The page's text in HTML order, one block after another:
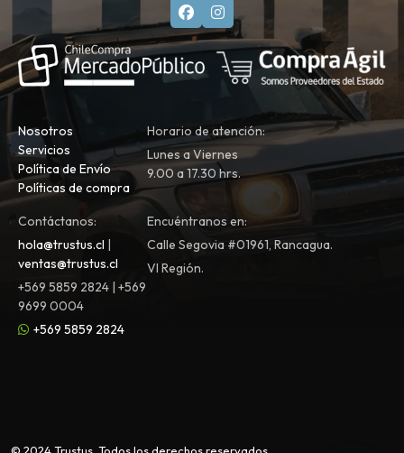
Nosotros
Servicios
Política de Envío
Políticas de compra
Horario de atención:
Lunes a Viernes
9.00 a 17.30 hrs.
Contáctanos:
hola@trustus.cl |
ventas@trustus.cl
+569 5859 2824 | +569
9699 0004
+569 5859 2824
Encuéntranos en:
Calle Segovia #01961, Rancagua.
VI Región.
© 2024 Trustus. Todos los derechos reservados.